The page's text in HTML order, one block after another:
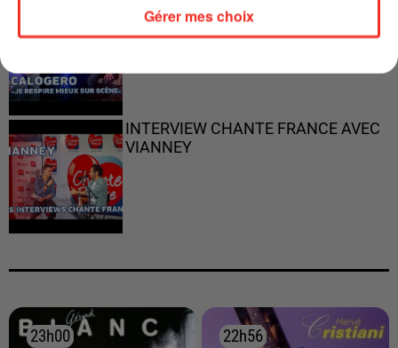
"JE RESPIRE MIEUX SUR SCÈNE" -
INTERVIEW CHANTE FRANCE AVEC
VIANNEY
23h00
23h00 22h56
22h56
Gérer mes choix